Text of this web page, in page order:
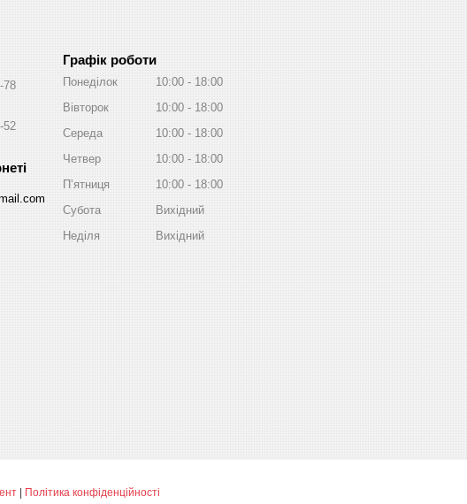
78
52
Графік роботи
Понеділок 10:00
18:00
Вівторок
10:00
18:00
Середа
10:00
18:00
Четвер
10:00
18:00
Пʼятниця
10:00
18:00
Субота
Вихідний
Неділя
Вихідний
| Політика конфіденційності